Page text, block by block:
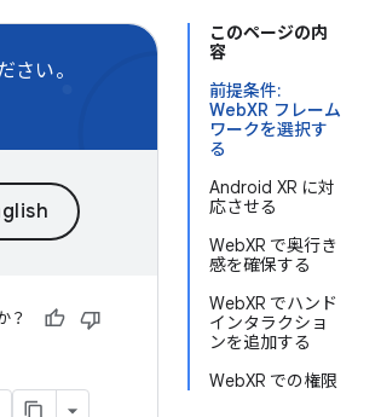
このページの内
容
前提条件:
WebXR フレーム
ワークを選択す
る
Android XR に対
応させる
WebXR で奥行き
感を確保する
WebXR でハンド
インタラクショ
ンを追加する
WebXR での権限
さい。
？